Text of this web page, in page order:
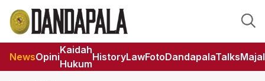
NewsOpini
Kaidah
Hukum
HistoryLawFotoDandapalaTalks